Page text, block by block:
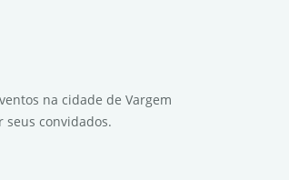
na cidade de Vargem
seus convidados.